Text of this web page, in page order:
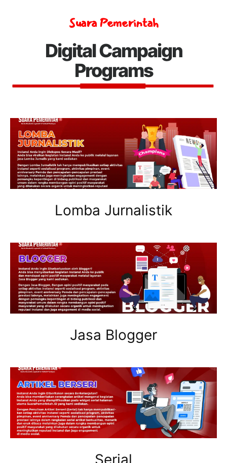
Suara Pemerintah
Digital Campaign
Programs
Lomba Jurnalistik
Jasa Blogger
Serial